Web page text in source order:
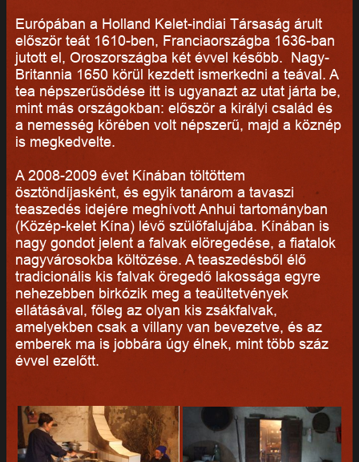
Európában a Holland Kelet-indiai Társaság árult
először teát 1610-ben, Franciaországba 1636-ban
jutott el, Oroszországba két évvel később. Nagy-
Britannia 1650 körül kezdett ismerkedni a teával. A
tea népszerűsödése itt is ugyanazt az utat járta be,
mint más országokban: először a királyi család és
a nemesség körében volt népszerű, majd a köznép
is megkedvelte.
A 2008-2009 évet Kínában töltöttem
ösztöndíjasként, és egyik tanárom a tavaszi
teaszedés idejére meghívott Anhui tartományban
(Közép-kelet Kína) lévő szülőfalujába. Kínában is
nagy gondot jelent a falvak elöregedése, a fiatalok
nagyvárosokba költözése. A teaszedésből élő
tradicionális kis falvak öregedő lakossága egyre
nehezebben birkózik meg a teaültetvények
ellátásával, főleg az olyan kis zsákfalvak,
amelyekben csak a villany van bevezetve, és az
emberek ma is jobbára úgy élnek, mint több száz
évvel ezelőtt.